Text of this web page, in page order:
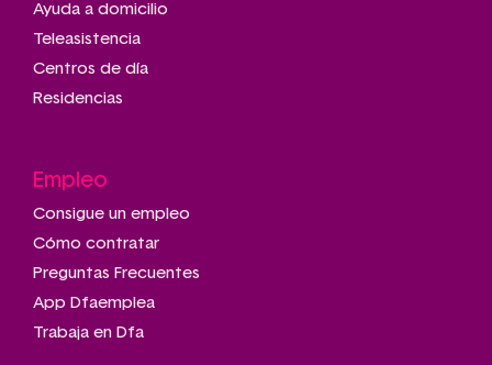
Ayuda a domicilio
Teleasistencia
Centros de día
Residencias
Empleo
Consigue un empleo
Cómo contratar
Preguntas Frecuentes
App Dfaemplea
Trabaja en Dfa